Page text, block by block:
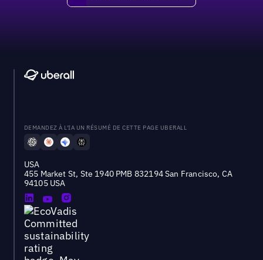
DEMANDEZ À L'IA UN RÉSUMÉ DE CETTE PAGE UBERALL
USA
455 Market St, Ste 1940 PMB 832194 San Francisco, CA
94105 USA